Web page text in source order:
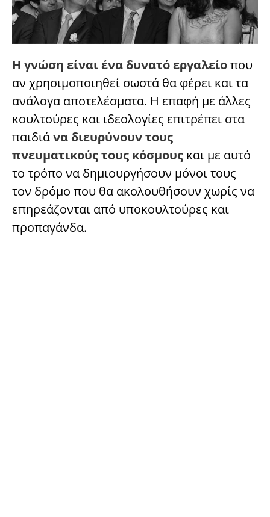
Η γνώση είναι ένα δυνατό εργαλείοπου
αν χρησιμοποιηθεί σωστά θα φέρει και τα
ανάλογα αποτελέσματα. Η επαφή με άλλες
κουλτούρες και ιδεολογίες επιτρέπει στα
παιδιάνα διευρύνουν τους
πνευματικούς τους κόσμους και με αυτό
το τρόπο να δημιουργήσουν μόνοι τους
τον δρόμο που θα ακολουθήσουν χωρίς να
επηρεάζονται από υποκουλτούρες και
προπαγάνδα.